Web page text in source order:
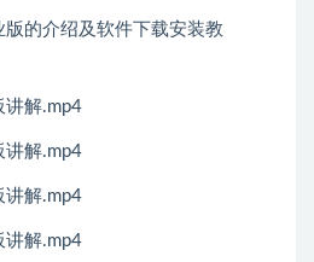
的介绍及软件下载安装教
讲解.mp4
讲解.mp4
讲解.mp4
讲解.mp4